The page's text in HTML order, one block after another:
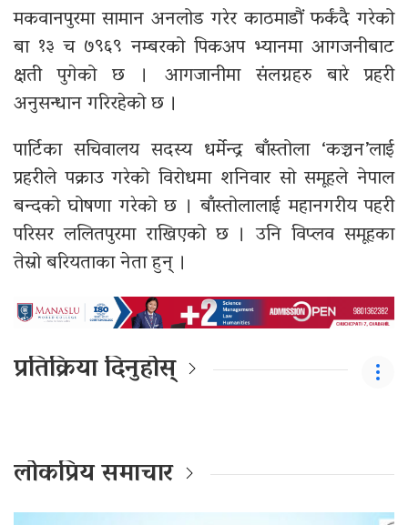
मकवानपुरमा सामान अनलोड गरेर काठमाडौं फर्कंदै गरेको
बा १३ च ७९६९ नम्बरको पिकअप भ्यानमा आगजनीबाट
क्षती पुगेको छ । आगजानीमा संलग्नहरु बारे प्रहरी
अनुसन्धान गरिरहेको छ ।
पार्टिका सचिवालय सदस्य धर्मेन्द्र बाँस्तोला ‘कञ्चन’लाई
प्रहरीले पक्राउ गरेको विरोधमा शनिवार सो समूहले नेपाल
बन्दको घोषणा गरेको छ । बाँस्तोलालाई महानगरीय पहरी
परिसर ललितपुरमा राखिएको छ । उनि विप्लव समूहका
तेस्रो बरियताका नेता हुन् ।
प्रतिक्रिया दिनुहोस्
लोकप्रिय समाचार